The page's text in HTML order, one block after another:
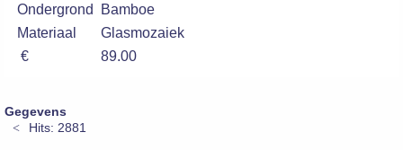
Ondergrond
Bamboe
Materiaal
Glasmozaiek
€
89.00
Gegevens
Hits: 2881